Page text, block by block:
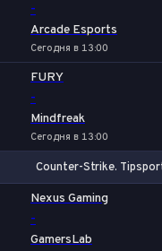
-
Arcade Esports
Сегодня в 13:00
FURY
-
Mindfreak
Сегодня в 13:00
Counter-Strike.
Nexus Gaming
-
GamersLab